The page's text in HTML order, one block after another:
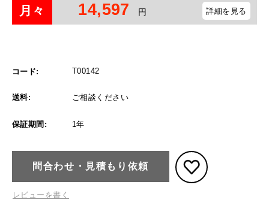
月々 14,597 円 詳細を見る
コード: T00142
送料: ご相談ください
保証期間: 1年
問合わせ・見積もり依頼
レビューを書く